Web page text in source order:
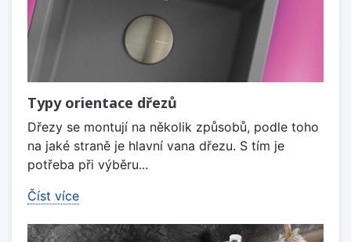
Typy orientace dřezů
Dřezy se montují na několik způsobů, podle toho
na jaké straně je hlavní vana dřezu. S tím je
potřeba při výběru...
Číst více